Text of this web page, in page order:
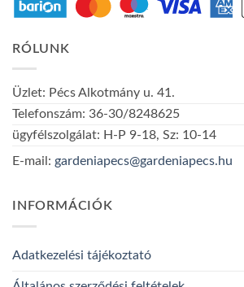
RÓLUNK
Üzlet: Pécs Alkotmány u. 41.
Telefonszám: 36-30/8248625
ügyfélszolgálat: H-P 9-18, Sz: 10-14
E-mail: gardeniapecs@gardeniapecs.hu
INFORMÁCIÓK
Adatkezelési tájékoztató